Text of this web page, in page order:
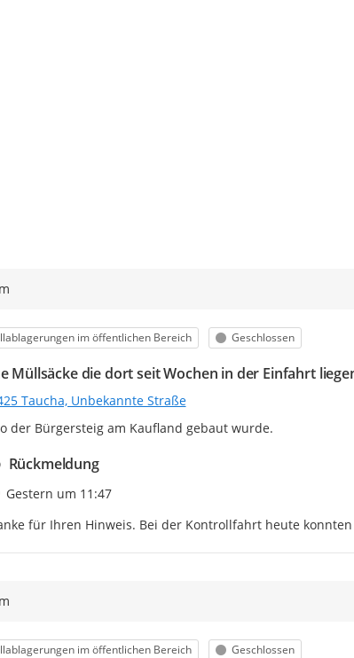
im öffentlichen Bereich Status
Geschlossen
Müllsäcke die dort seit Wochen in der Einfahrt
Taucha, Unbekannte Straße
der Bürgersteig am Kaufland gebaut wurde.
Rückmeldung
Zeitpunkt des Erstellens
Gestern um 11:47
für Ihren Hinweis. Bei der Kontrollfahrt heute
im öffentlichen Bereich Status
Geschlossen